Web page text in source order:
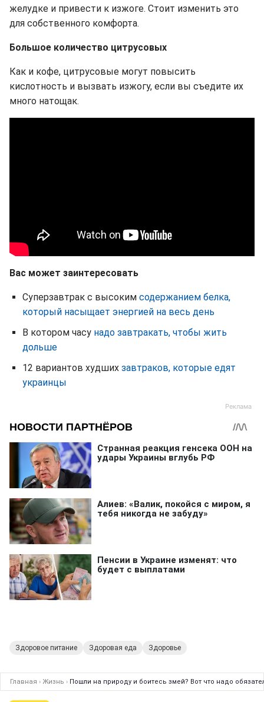
желудке и привести к изжоге. Стоит изменить это
для собственного комфорта.
Большое количество цитрусовых
Как и кофе, цитрусовые могут повысить
кислотность и вызвать изжогу, если вы съедите их
много натощак.
Вас может заинтересовать
Суперзавтрак с высоким содержанием белка,
который насыщает энергией на весь день
В котором часу надо завтракать, чтобы жить
дольше
12 вариантов худших завтраков, которые едят
украинцы
Здоровое питание Здоровая еда Здоровье
Главная › Жизнь › Пошли на природу и боитесь змей? Вот что надо